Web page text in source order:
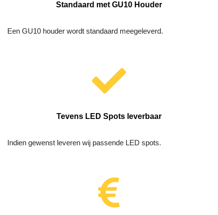
Standaard met GU10 Houder
Een GU10 houder wordt standaard meegeleverd.
Tevens LED Spots leverbaar
Indien gewenst leveren wij passende LED spots.